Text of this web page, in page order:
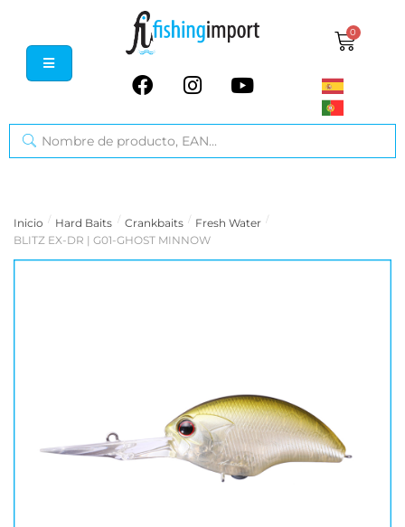
0
Inicio / Hard Baits / Crankbaits / Fresh Water /
BLITZ EX-DR | G01-GHOST MINNOW